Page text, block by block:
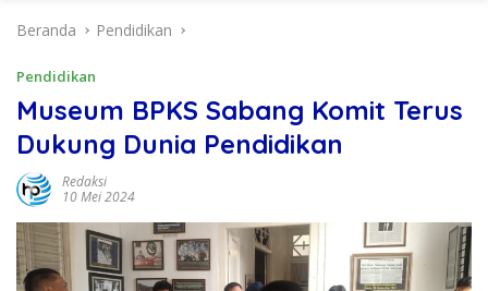
Beranda Pendidikan
Pendidikan
Museum BPKS Sabang Komit Terus
Dukung Dunia Pendidikan
Redaksi
10 Mei 2024